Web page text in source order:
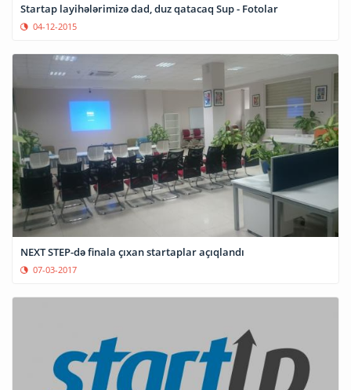
Startap layihələrimizə dad, duz qatacaq Sup - Fotolar
04-12-2015
NEXT STEP-də finala çıxan startaplar açıqlandı
07-03-2017